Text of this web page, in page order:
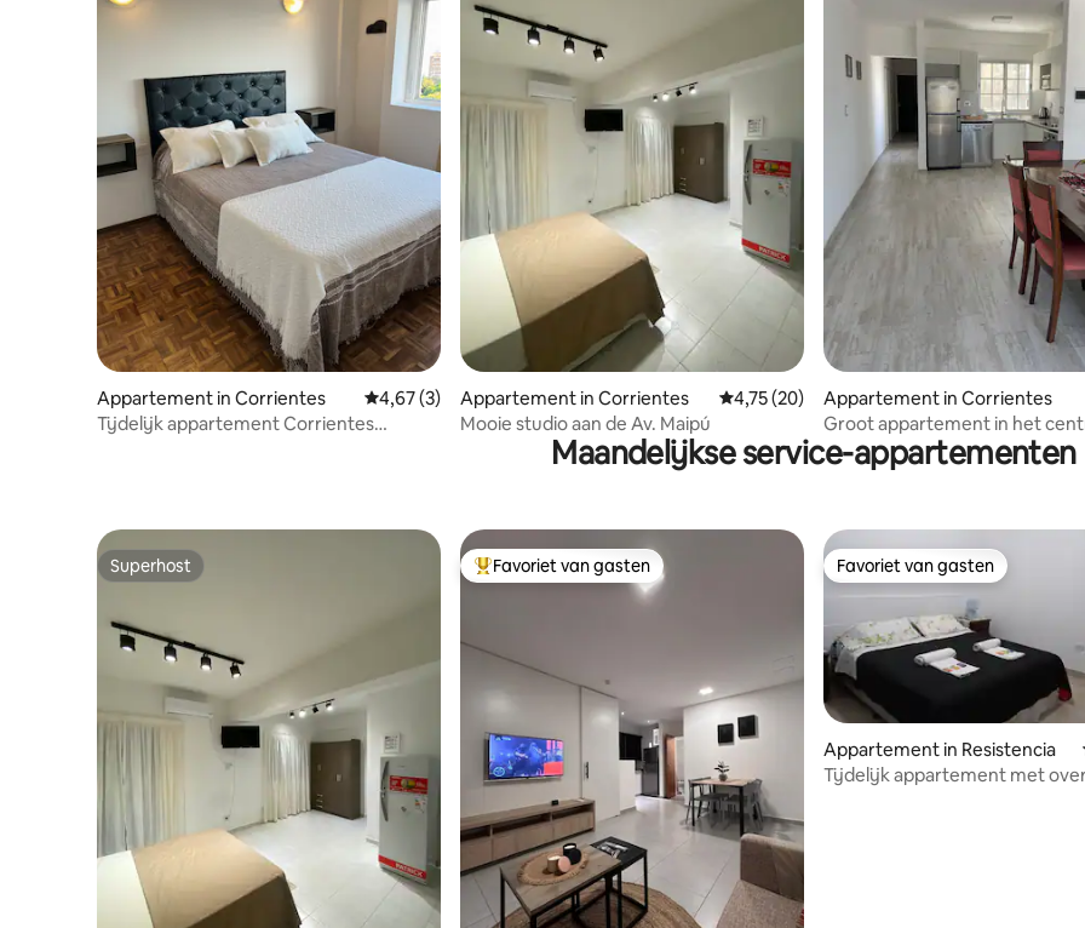
Appartement in Corrientes Gemiddelde beoordeling van 4,67 uit 5, 3 recensies
4,67 (3)
Tijdelijk appartement Corrientes
Appartement in Corrientes Gemiddelde beoordeling van 4,75 uit 5, 20
4,75 (20)
Mooie studio aan de Av. Maipú
Appartement in Corrientes
Groot appartement in het
6 pers. met garage
Maandelijkse service-appartementen
Superhost
Superhost Topfavoriet van gasten
Favoriet van gasten Favoriet van gasten
Favoriet van gasten
Appartement in Resistencia
Tijdelijk appartement met